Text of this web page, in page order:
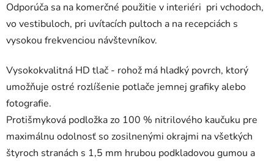
Odporúča sa na komerčné použitie v interiéri pri vchodoch,
vo vestibuloch, pri uvítacích pultoch a na recepciách s
vysokou frekvenciou návštevníkov.
Vysokokvalitná HD tlač - rohož má hladký povrch, ktorý
umožňuje ostré rozlíšenie potlače jemnej grafiky alebo
fotografie.
Protišmyková podložka zo 100 % nitrilového kaučuku pre
maximálnu odolnosť so zosilnenými okrajmi na všetkých
štyroch stranách s 1,5 mm hrubou podkladovou gumou a